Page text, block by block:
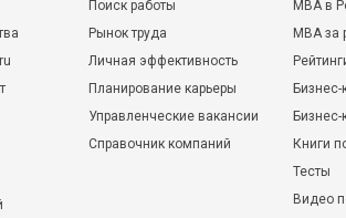
Поиск работы
Рынок труда
Личная эффективность
Планирование карьеры
Управленческие вакансии
Справочник компаний
MBA в
MBA
Бизнес-
Книги
Тесты
Видео